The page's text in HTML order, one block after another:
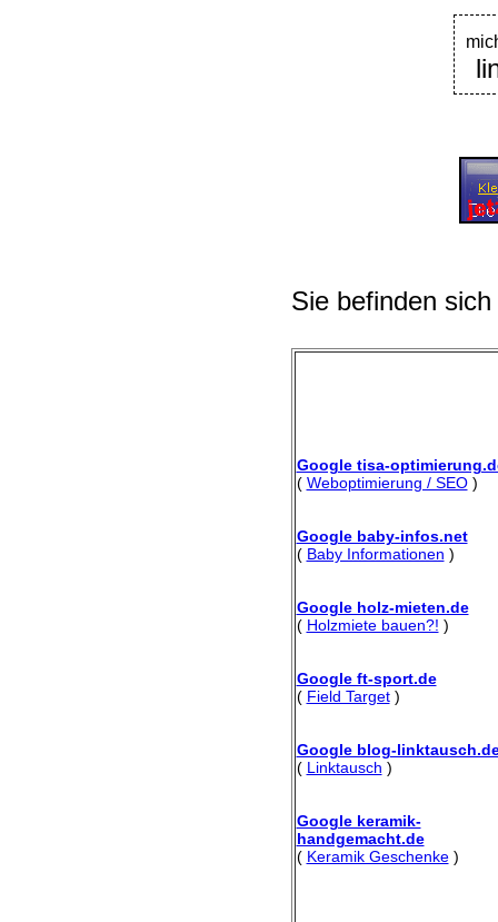
Sie befinden
Google tisa-
( Weboptimierung / SEO)
Google baby-infos.net
( Baby Informationen )
Google holz-mieten.de
( Holzmiete bauen?! )
Google ft-sport.de
( Field Target)
Google blog-
( Linktausch )
Google keramik-
handgemacht.de
( Keramik Geschenke)